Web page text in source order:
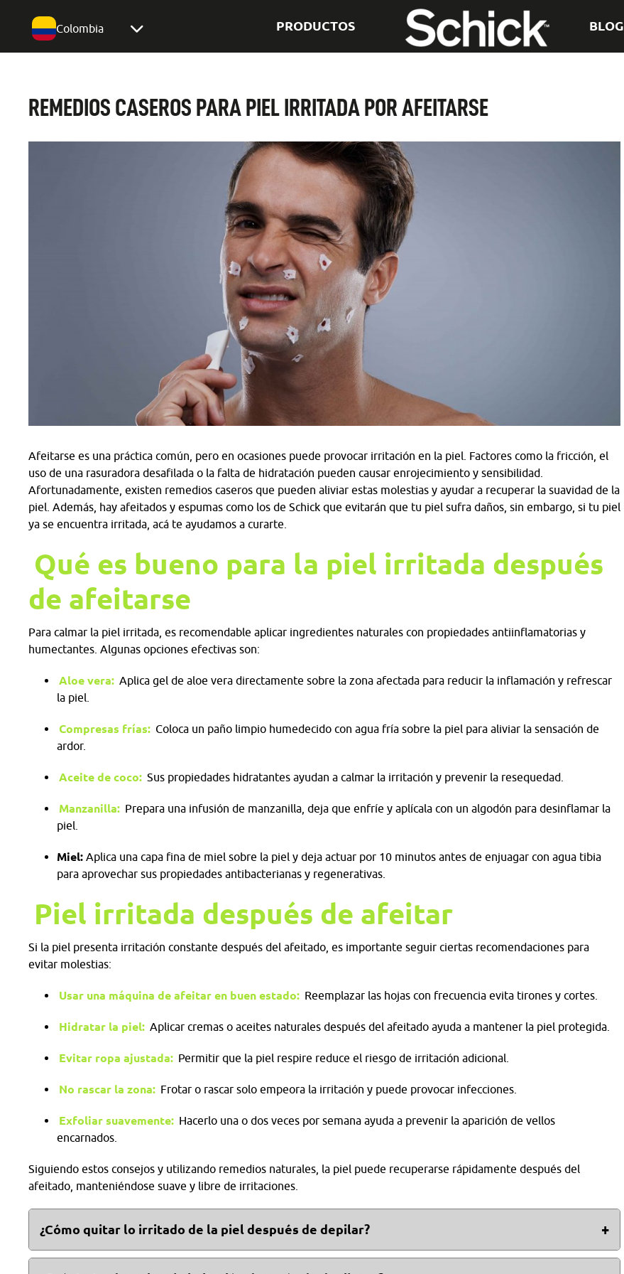
Colombia PRODUCTOS BLOG
REMEDIOS CASEROS PARA PIEL IRRITADA POR AFEITARSE
Afeitarse es una práctica común, pero en ocasiones puede provocar irritación en la piel. Factores como la fricción, el
uso de una rasuradora desafilada o la falta de hidratación pueden causar enrojecimiento y sensibilidad.
Afortunadamente, existen remedios caseros que pueden aliviar estas molestias y ayudar a recuperar la suavidad de la
piel. Además, hay afeitados y espumas como los de Schick que evitarán que tu piel sufra daños, sin embargo, si tu piel
ya se encuentra irritada, acá te ayudamos a curarte.
Qué es bueno para la piel irritada después
de afeitarse
Para calmar la piel irritada, es recomendable aplicar ingredientes naturales con propiedades antiinflamatorias y
humectantes. Algunas opciones efectivas son:
Aloe vera: Aplica gel de aloe vera directamente sobre la zona afectada para reducir la inflamación y refrescar
la piel.
Compresas frías: Coloca un paño limpio humedecido con agua fría sobre la piel para aliviar la sensación de
ardor.
Aceite de coco: Sus propiedades hidratantes ayudan a calmar la irritación y prevenir la resequedad.
Manzanilla: Prepara una infusión de manzanilla, deja que enfríe y aplícala con un algodón para desinflamar la
piel.
Miel: Aplica una capa fina de miel sobre la piel y deja actuar por 10 minutos antes de enjuagar con agua tibia
para aprovechar sus propiedades antibacterianas y regenerativas.
Piel irritada después de afeitar
Si la piel presenta irritación constante después del afeitado, es importante seguir ciertas recomendaciones para
evitar molestias:
Usar una máquina de afeitar en buen estado: Reemplazar las hojas con frecuencia evita tirones y cortes.
Hidratar la piel: Aplicar cremas o aceites naturales después del afeitado ayuda a mantener la piel protegida.
Evitar ropa ajustada: Permitir que la piel respire reduce el riesgo de irritación adicional.
No rascar la zona: Frotar o rascar solo empeora la irritación y puede provocar infecciones.
Exfoliar suavemente: Hacerlo una o dos veces por semana ayuda a prevenir la aparición de vellos
encarnados.
Siguiendo estos consejos y utilizando remedios naturales, la piel puede recuperarse rápidamente después del
afeitado, manteniéndose suave y libre de irritaciones.
¿Cómo quitar lo irritado de la piel después de depilar?
Aplicar compresas de agua fría, hielo o un gel con aloe vera en la zona recién depilada. Igualmente, evitar